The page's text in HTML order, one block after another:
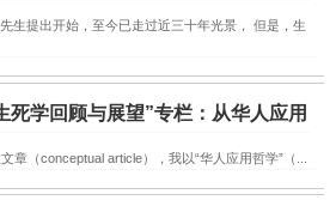
生提出开始，至今已走过近三十年光景， 但是，生
死学回顾与展望”专栏：从华人应用
章（conceptual article），我以“华人应用哲学”（...